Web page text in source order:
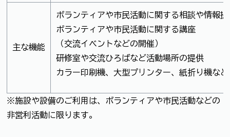
主な機能
ボランティアや市民活動に関する相談や情報
ボランティアや市民活動に関する講座
（交流イベントなどの開催）
研修室や交流ひろばなど活動場所の提供
カラー印刷機、大型プリンター、紙折り機な
※施設や設備のご利用は、ボランティアや市民活動などの
非営利活動に限ります。